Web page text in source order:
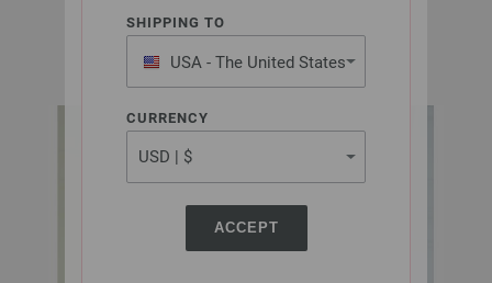
SHIPPING TO
USA - The United States
of America
CURRENCY
ACCEPT
INFANTI EDITION No. 6 | Model 3